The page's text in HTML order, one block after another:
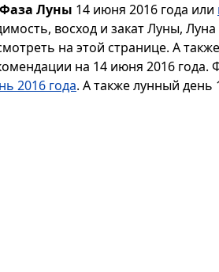
Фаза Луны 14 июня 2016 года или
восход и закат Луны,
на этой странице. А
на 14 июня 2016 года.
2016 года. А также лунный день